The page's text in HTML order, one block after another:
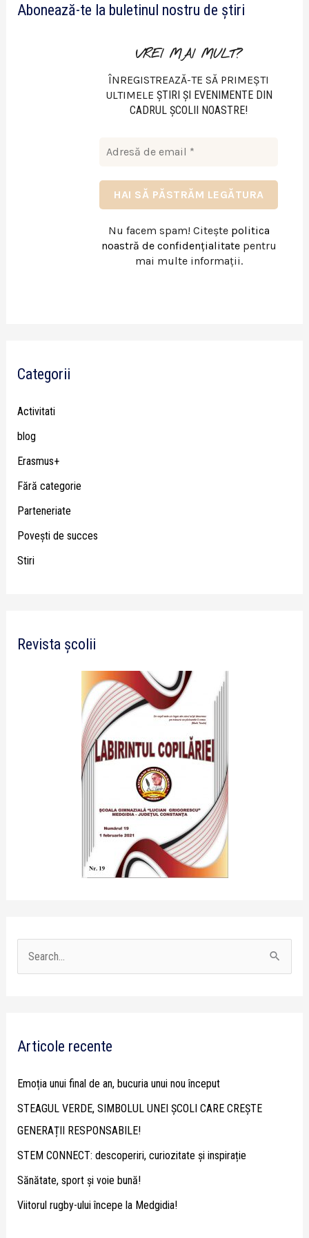
o
Abonează-te la buletinul nostru de știri
VREI MAI MULT?
ÎNREGISTREAZĂ-TE SĂ PRIMEȘTI
ULTIMELE ŞTIRI ŞI EVENIMENTE DIN
CADRUL ŞCOLII NOASTRE!
Nu facem spam! Citește politica
noastră de confidențialitatepentru
mai multe informații.
Categorii
Activitati
blog
Erasmus+
Fără categorie
Parteneriate
Poveşti de succes
Stiri
Revista școlii
c
o
r
:
Articole recente
Emoția unui final de an, bucuria unui nou început
STEAGUL VERDE, SIMBOLUL UNEI ȘCOLI CARE CREȘTE
GENERAȚII RESPONSABILE!
STEM CONNECT: descoperiri, curiozitate și inspirație
Sănătate, sport și voie bună!
Viitorul rugby-ului începe la Medgidia!